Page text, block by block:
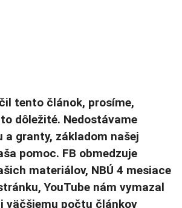
tento článok, prosíme,
dôležité. Nedostávame
a granty, základom našej
pomoc. FB obmedzuje
materiálov, NBÚ 4 mesiace
YouTube nám vymazal
väčšiemu počtu článkov